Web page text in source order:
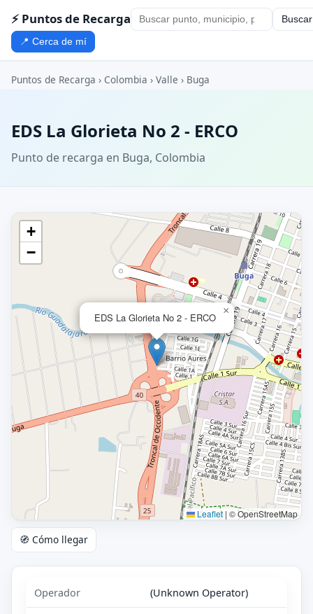
⚡ Puntos de Recarga Buscar
📍 Cerca de mí
Puntos de Recarga › Colombia › Valle › Buga
EDS La Glorieta No 2 - ERCO
Punto de recarga en Buga, Colombia
EDS La Glorieta No 2 - ERCO
×
+
−
Leaflet | © OpenStreetMap
🧭 Cómo llegar
Operador (Unknown Operator)